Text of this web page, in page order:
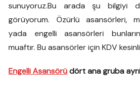
sunuyoruz.Bu arada şu bilgiyi
görüyorum. Özürlü asansörleri,
yada engelli asansörleri
muaftır. Bu asansörler için KDV
Engelli Asansörüdört ana gruba